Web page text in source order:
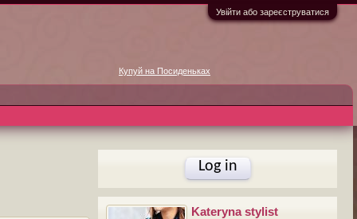
Увійти або зареєструватися
Log in
Kateryna stylist
Купуй на Посиденьках